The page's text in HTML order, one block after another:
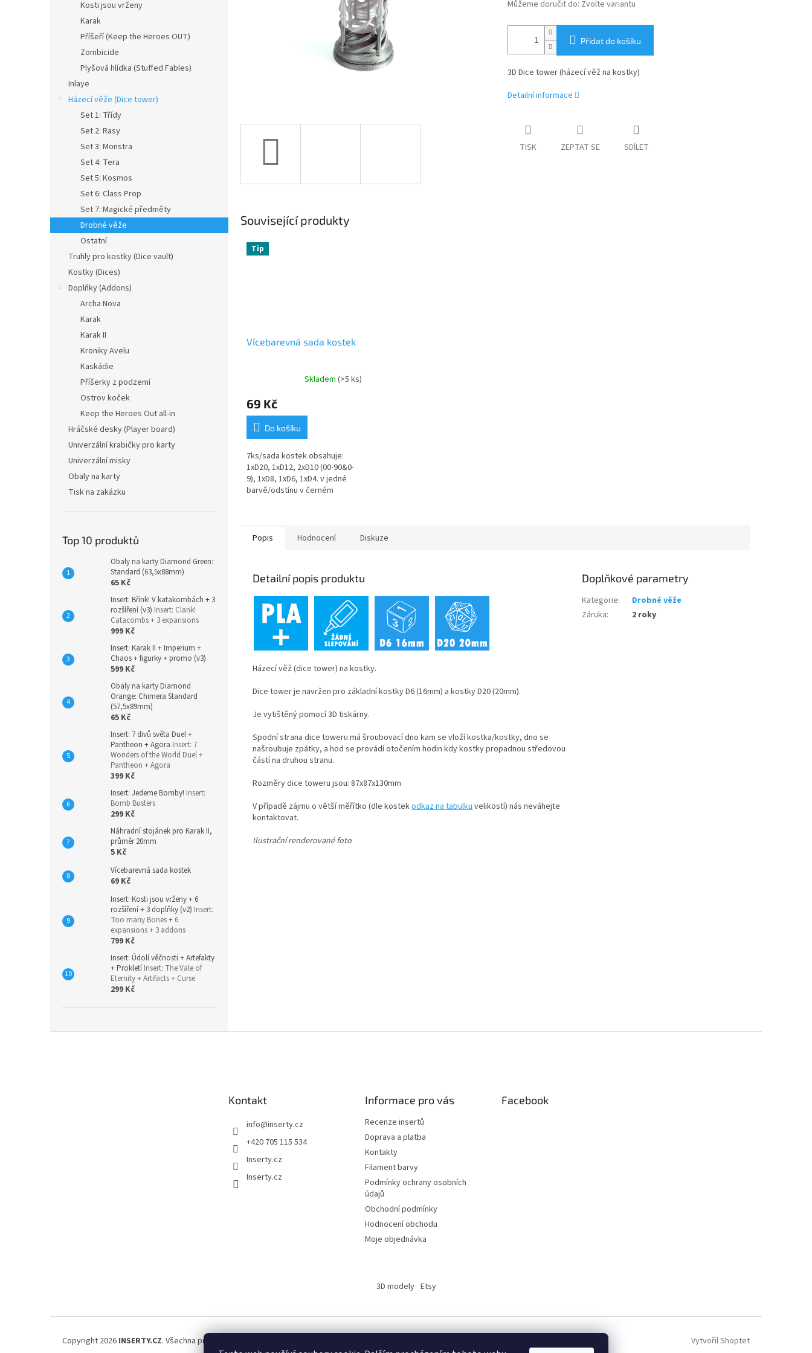
Kosti jsou vrženy
Karak
Příšeří (Keep the Heroes OUT)
Zombicide
Plyšová hlídka (Stuffed Fables)
Inlaye
Házecí věže (Dice tower)
Set 1: Třídy
Set 2: Rasy
Set 3: Monstra
Set 4: Tera
Set 5: Kosmos
Set 6: Class Prop
Set 7: Magické předměty
Drobné věže
Ostatní
Truhly pro kostky (Dice vault)
Kostky (Dices)
Doplňky (Addons)
Archa Nova
Karak
Karak II
Kroniky Avelu
Kaskádie
Příšerky z podzemí
Ostrov koček
Keep the Heroes Out all-in
Hráčské desky (Player board)
Univerzální krabičky pro karty
Univerzální misky
Obaly na karty
Tisk na zakázku
Top 10 produktů
Obaly na karty Diamond Green:
Standard (63,5x88mm)
65 Kč
Insert: Břink! V katakombách + 3
rozšíření (v3) Insert: Clank!
Catacombs + 3 expansions
999 Kč
Insert: Karak II + Imperium +
Chaos + figurky + promo (v3)
599 Kč
Obaly na karty Diamond
Orange: Chimera Standard
(57,5x89mm)
65 Kč
Insert: 7 divů světa Duel +
Pantheon + Agora Insert: 7
Wonders of the World Duel +
Pantheon + Agora
399 Kč
Insert: Jedeme Bomby! Insert:
Bomb Busters
299 Kč
Náhradní stojánek pro Karak II,
průměr 20mm
5 Kč
Vícebarevná sada kostek
69 Kč
Insert: Kosti jsou vrženy + 6
rozšíření + 3 doplňky (v2) Insert:
Too many Bones + 6
expansions + 3 addons
799 Kč
Insert: Údolí věčnosti + Artefakty
+ Prokletí Insert: The Vale of
Eternity + Artifacts + Curse
299 Kč
Můžeme doručit do: Zvolte variantu
Přidat do košíku
3D Dice tower (házecí věž na kostky)
Detailní informace
TISK ZEPTAT SE SDÍLET
Související produkty
Tip
Vícebarevná sada kostek
Skladem (>5 ks)
69 Kč
Do košíku
7ks/sada kostek obsahuje:
1xD20, 1xD12, 2xD10 (00-90&0-
9), 1xD8, 1xD6, 1xD4. v jedné
barvě/odstínu v černém
Popis Hodnocení Diskuze
Detailní popis produktu
Házecí věž (dice tower) na kostky.
Dice tower je navržen pro základní kostky D6 (16mm) a kostky D20 (20mm).
Je vytištěný pomocí 3D tiskárny.
Spodní strana dice toweru má šroubovací dno kam se vloží kostka/kostky, dno se
našroubuje zpátky, a hod se provádí otočením hodin kdy kostky propadnou středovou
částí na druhou stranu.
Rozměry dice toweru jsou: 87x87x130mm
V případě zájmu o větší měřítko (dle kostekodkaz na tabulku velikostí) nás neváhejte
kontaktovat.
Ilustrační renderované foto
Doplňkové parametry
Kategorie:
Drobné věže
Záruka: 2 roky
Kontakt
info@inserty.cz
+420 705 115 534
Inserty.cz
Inserty.cz
Informace pro vás
Recenze insertů
Doprava a platba
Kontakty
Filament barvy
Podmínky ochrany osobních
údajů
Obchodní podmínky
Hodnocení obchodu
Moje objednávka
Facebook
3D modely Etsy
Vytvořil Shoptet
Copyright 2026 INSERTY.CZ. Všechna práva vyhrazena.